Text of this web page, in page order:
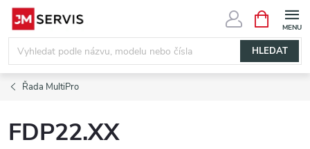
Přejít
obsah
HLEDAT
NÁKUPNÍ
KOŠÍK
Řada MultiPro
FDP22.XX